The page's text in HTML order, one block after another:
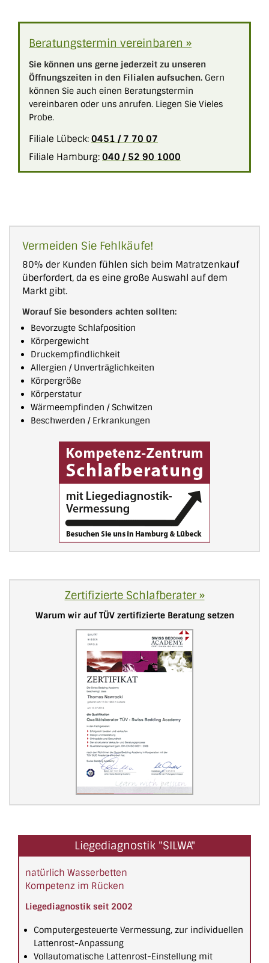
Beratungstermin vereinbaren »
Sie können uns gerne jederzeit zu unseren
Öffnungszeiten in den Filialen aufsuchen. Gern
können Sie auch einen Beratungstermin
vereinbaren oder uns anrufen. Liegen Sie Vieles
Probe.
Filiale Lübeck: 0451 / 7 70 07
Filiale Hamburg: 040 / 52 90 1000
Vermeiden Sie Fehlkäufe!
80% der Kunden fühlen sich beim Matratzenkauf
überfordert, da es eine große Auswahl auf dem
Markt gibt.
Worauf Sie besonders achten sollten:
Bevorzugte Schlafposition
Körpergewicht
Druckempfindlichkeit
Allergien / Unverträglichkeiten
Körpergröße
Körperstatur
Wärmeempfinden / Schwitzen
Beschwerden / Erkrankungen
Zertifizierte Schlafberater »
Warum wir auf TÜV zertifizierte Beratung setzen
Liegediagnostik "SILWA"
natürlich Wasserbetten
Kompetenz im Rücken
Liegediagnostik seit 2002
Computergesteuerte Vermessung, zur individuellen
Lattenrost-Anpassung
Vollautomatische Lattenrost-Einstellung mit